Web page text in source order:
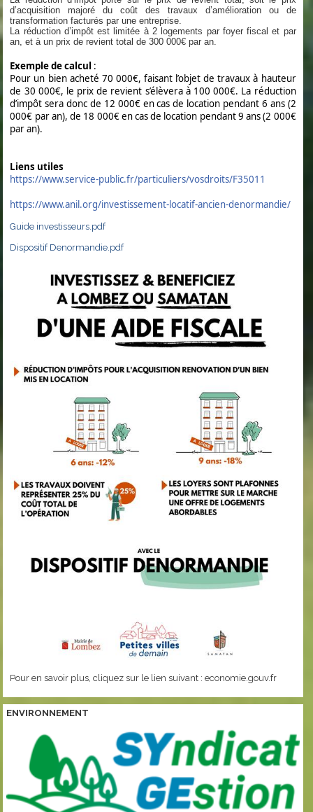
d’acquisition majoré du coût des travaux d’amélioration ou de
transformation facturés par une entreprise.
La réduction d’impôt est limitée à 2 logements par foyer fiscal et par
an, et à un prix de revient total de 300 000€ par an.
Exemple de calcul :
Pour un bien acheté 70 000€, faisant l’objet de travaux à hauteur
de 30 000€, le prix de revient s’élèvera à 100 000€. La réduction
d’impôt sera donc de 12 000€ en cas de location pendant 6 ans (2
000€ par an), de 18 000€ en cas de location pendant 9 ans (2 000€
par an).
Liens utiles
https://www.service-public.fr/particuliers/vosdroits/F35011
https://www.anil.org/investissement-locatif-ancien-denormandie/
Guide investisseurs.pdf
Dispositif Denormandie.pdf
Pour en savoir plus, cliquez sur le lien suivant :economie.gouv.fr
ENVIRONNEMENT